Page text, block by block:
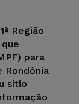
Região
para
Rondônia
sítio